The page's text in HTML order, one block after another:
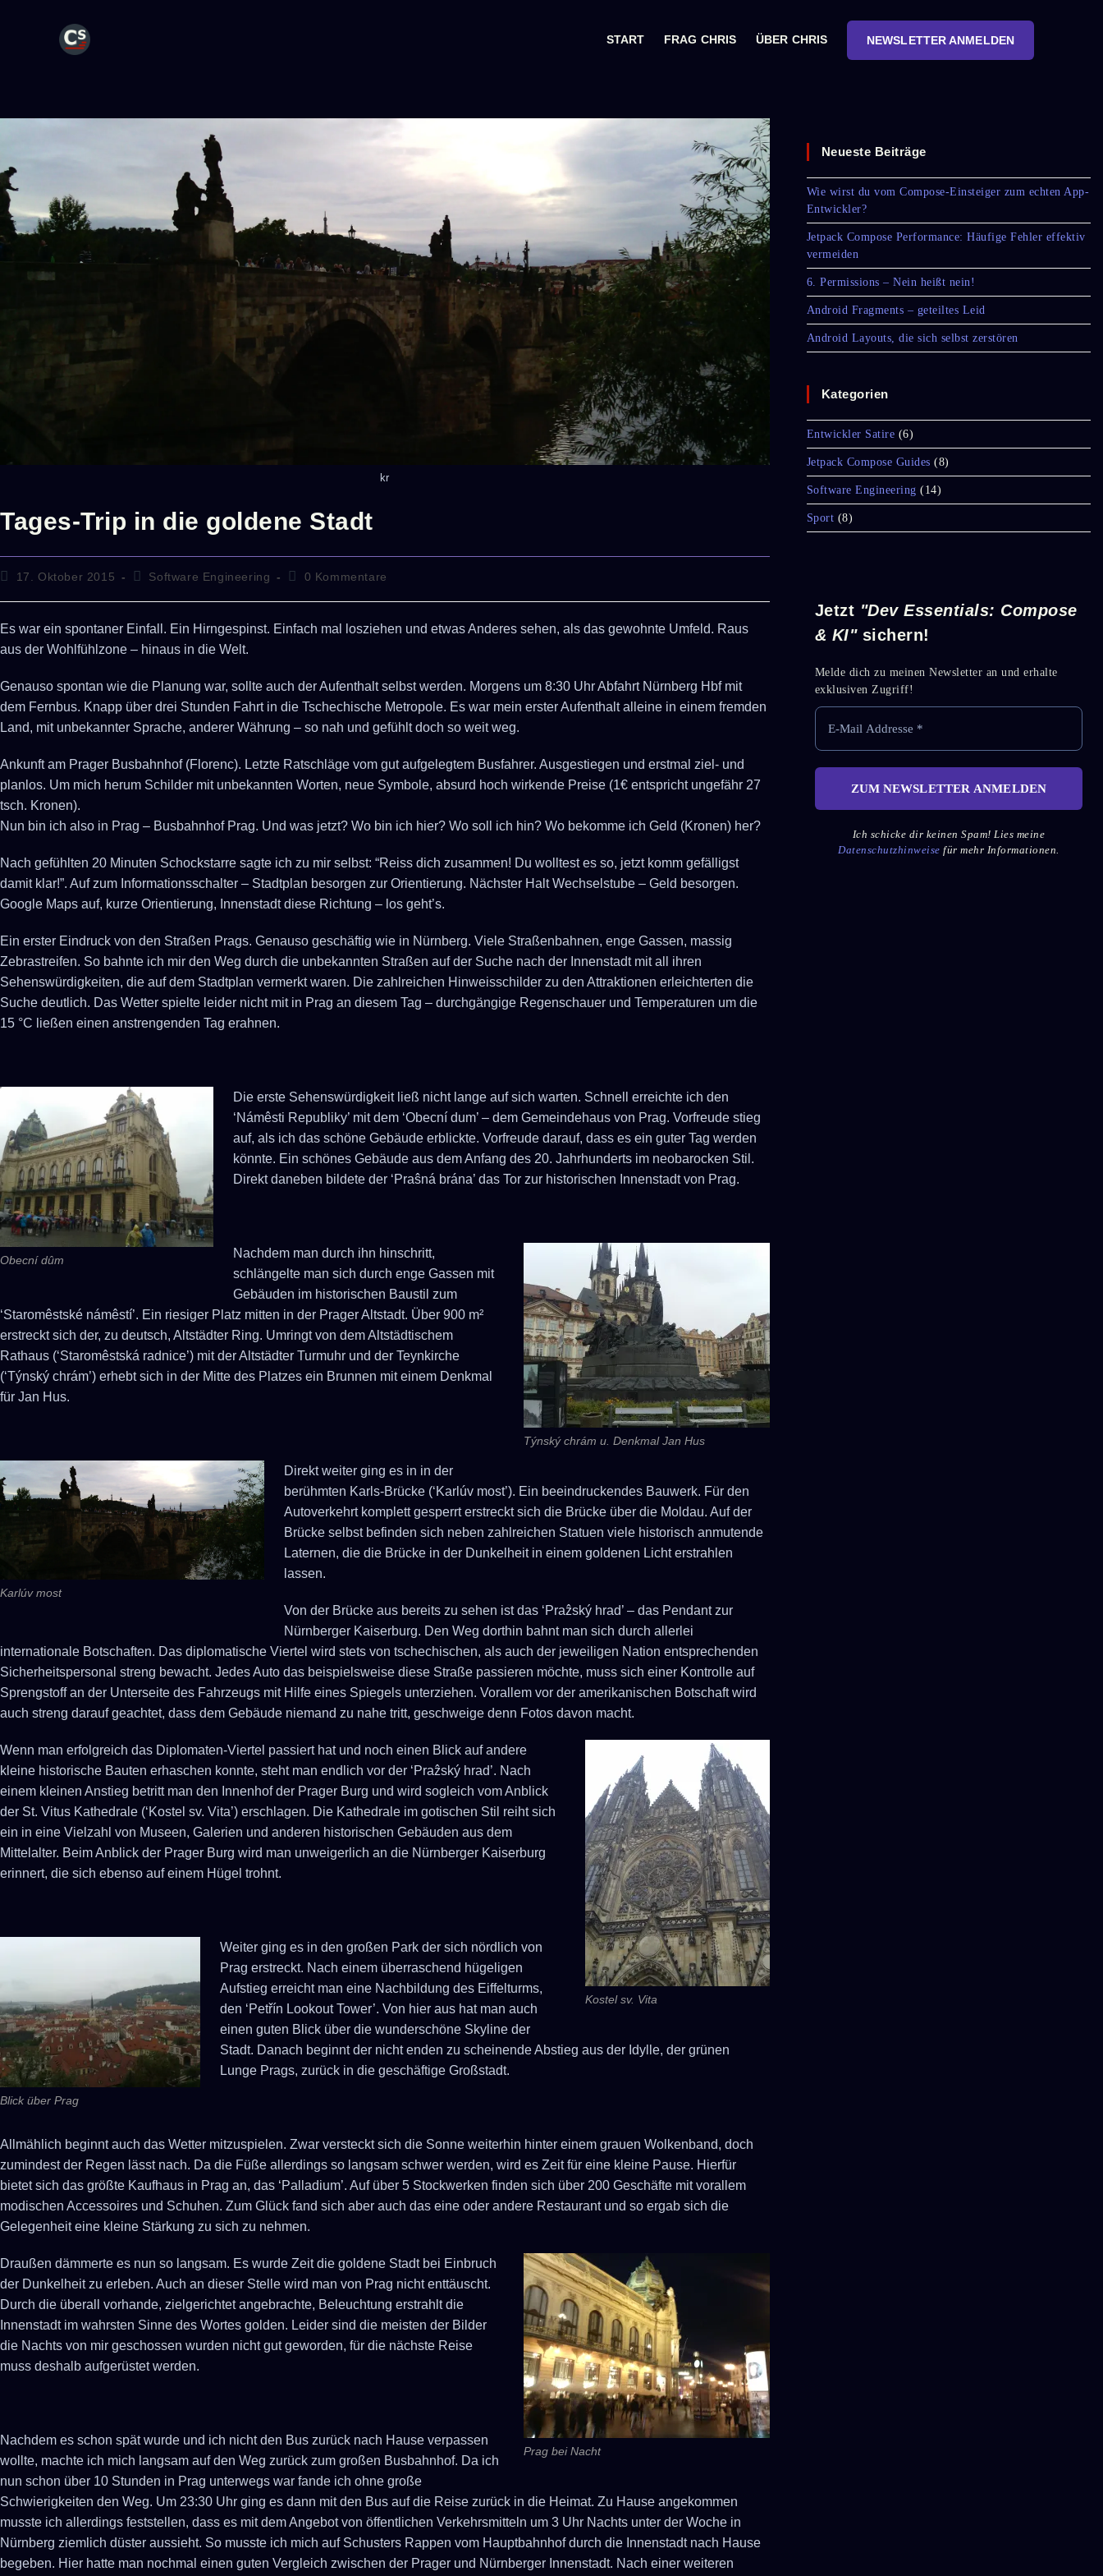
START FRAG CHRIS ÜBER CHRIS NEWSLETTER ANMELDEN
kr
Tages-Trip in die goldene Stadt
17. Oktober 2015 Software Engineering 0 Kommentare
Es war ein spontaner Einfall. Ein Hirngespinst. Einfach mal losziehen und etwas Anderes sehen, als das gewohnte Umfeld. Raus
aus der Wohlfühlzone – hinaus in die Welt.
Genauso spontan wie die Planung war, sollte auch der Aufenthalt selbst werden. Morgens um 8:30 Uhr Abfahrt Nürnberg Hbf mit
dem Fernbus. Knapp über drei Stunden Fahrt in die Tschechische Metropole. Es war mein erster Aufenthalt alleine in einem fremden
Land, mit unbekannter Sprache, anderer Währung – so nah und gefühlt doch so weit weg.
Ankunft am Prager Busbahnhof (Florenc). Letzte Ratschläge vom gut aufgelegtem Busfahrer. Ausgestiegen und erstmal ziel- und
planlos. Um mich herum Schilder mit unbekannten Worten, neue Symbole, absurd hoch wirkende Preise (1€ entspricht ungefähr 27
tsch. Kronen).
Nun bin ich also in Prag – Busbahnhof Prag. Und was jetzt? Wo bin ich hier? Wo soll ich hin? Wo bekomme ich Geld (Kronen) her?
Nach gefühlten 20 Minuten Schockstarre sagte ich zu mir selbst: “Reiss dich zusammen! Du wolltest es so, jetzt komm gefälligst
damit klar!”. Auf zum Informationsschalter – Stadtplan besorgen zur Orientierung. Nächster Halt Wechselstube – Geld besorgen.
Google Maps auf, kurze Orientierung, Innenstadt diese Richtung – los geht’s.
Ein erster Eindruck von den Straßen Prags. Genauso geschäftig wie in Nürnberg. Viele Straßenbahnen, enge Gassen, massig
Zebrastreifen. So bahnte ich mir den Weg durch die unbekannten Straßen auf der Suche nach der Innenstadt mit all ihren
Sehenswürdigkeiten, die auf dem Stadtplan vermerkt waren. Die zahlreichen Hinweisschilder zu den Attraktionen erleichterten die
Suche deutlich. Das Wetter spielte leider nicht mit in Prag an diesem Tag – durchgängige Regenschauer und Temperaturen um die
15 °C ließen einen anstrengenden Tag erahnen.
Obecní dûm
Die erste Sehenswürdigkeit ließ nicht lange auf sich warten. Schnell erreichte ich den
‘Námêsti Republiky’ mit dem ‘Obecní dum’ – dem Gemeindehaus von Prag. Vorfreude stieg
auf, als ich das schöne Gebäude erblickte. Vorfreude darauf, dass es ein guter Tag werden
könnte. Ein schönes Gebäude aus dem Anfang des 20. Jahrhunderts im neobarocken Stil.
Direkt daneben bildete der ‘Praŝná brána’ das Tor zur historischen Innenstadt von Prag.
Týnský chrám u. Denkmal Jan Hus
Nachdem man durch ihn hinschritt,
schlängelte man sich durch enge Gassen mit
Gebäuden im historischen Baustil zum
‘Staromêstské námêstí’. Ein riesiger Platz mitten in der Prager Altstadt. Über 900 m²
erstreckt sich der, zu deutsch, Altstädter Ring. Umringt von dem Altstädtischem
Rathaus (‘Staromêstská radnice’) mit der Altstädter Turmuhr und der Teynkirche
(‘Týnský chrám’) erhebt sich in der Mitte des Platzes ein Brunnen mit einem Denkmal
für Jan Hus.
Karlúv most
Direkt weiter ging es in in der
berühmten Karls-Brücke (‘Karlúv most’). Ein beeindruckendes Bauwerk. Für den
Autoverkehrt komplett gesperrt erstreckt sich die Brücke über die Moldau. Auf der
Brücke selbst befinden sich neben zahlreichen Statuen viele historisch anmutende
Laternen, die die Brücke in der Dunkelheit in einem goldenen Licht erstrahlen
lassen.
Von der Brücke aus bereits zu sehen ist das ‘Praẑský hrad’ – das Pendant zur
Nürnberger Kaiserburg. Den Weg dorthin bahnt man sich durch allerlei
internationale Botschaften. Das diplomatische Viertel wird stets von tschechischen, als auch der jeweiligen Nation entsprechenden
Sicherheitspersonal streng bewacht. Jedes Auto das beispielsweise diese Straße passieren möchte, muss sich einer Kontrolle auf
Sprengstoff an der Unterseite des Fahrzeugs mit Hilfe eines Spiegels unterziehen. Vorallem vor der amerikanischen Botschaft wird
auch streng darauf geachtet, dass dem Gebäude niemand zu nahe tritt, geschweige denn Fotos davon macht.
Kostel sv. Vita
Wenn man erfolgreich das Diplomaten-Viertel passiert hat und noch einen Blick auf andere
kleine historische Bauten erhaschen konnte, steht man endlich vor der ‘Praẑský hrad’. Nach
einem kleinen Anstieg betritt man den Innenhof der Prager Burg und wird sogleich vom Anblick
der St. Vitus Kathedrale (‘Kostel sv. Vita’) erschlagen. Die Kathedrale im gotischen Stil reiht sich
ein in eine Vielzahl von Museen, Galerien und anderen historischen Gebäuden aus dem
Mittelalter. Beim Anblick der Prager Burg wird man unweigerlich an die Nürnberger Kaiserburg
erinnert, die sich ebenso auf einem Hügel trohnt.
Blick über Prag
Weiter ging es in den großen Park der sich nördlich von
Prag erstreckt. Nach einem überraschend hügeligen
Aufstieg erreicht man eine Nachbildung des Eiffelturms,
den ‘Petřín Lookout Tower’. Von hier aus hat man auch
einen guten Blick über die wunderschöne Skyline der
Stadt. Danach beginnt der nicht enden zu scheinende Abstieg aus der Idylle, der grünen
Lunge Prags, zurück in die geschäftige Großstadt.
Allmählich beginnt auch das Wetter mitzuspielen. Zwar versteckt sich die Sonne weiterhin hinter einem grauen Wolkenband, doch
zumindest der Regen lässt nach. Da die Füße allerdings so langsam schwer werden, wird es Zeit für eine kleine Pause. Hierfür
bietet sich das größte Kaufhaus in Prag an, das ‘Palladium’. Auf über 5 Stockwerken finden sich über 200 Geschäfte mit vorallem
modischen Accessoires und Schuhen. Zum Glück fand sich aber auch das eine oder andere Restaurant und so ergab sich die
Gelegenheit eine kleine Stärkung zu sich zu nehmen.
Prag bei Nacht
Draußen dämmerte es nun so langsam. Es wurde Zeit die goldene Stadt bei Einbruch
der Dunkelheit zu erleben. Auch an dieser Stelle wird man von Prag nicht enttäuscht.
Durch die überall vorhande, zielgerichtet angebrachte, Beleuchtung erstrahlt die
Innenstadt im wahrsten Sinne des Wortes golden. Leider sind die meisten der Bilder
die Nachts von mir geschossen wurden nicht gut geworden, für die nächste Reise
muss deshalb aufgerüstet werden.
Nachdem es schon spät wurde und ich nicht den Bus zurück nach Hause verpassen
wollte, machte ich mich langsam auf den Weg zurück zum großen Busbahnhof. Da ich
nun schon über 10 Stunden in Prag unterwegs war fande ich ohne große
Schwierigkeiten den Weg. Um 23:30 Uhr ging es dann mit den Bus auf die Reise zurück in die Heimat. Zu Hause angekommen
musste ich allerdings feststellen, dass es mit dem Angebot von öffentlichen Verkehrsmitteln um 3 Uhr Nachts unter der Woche in
Nürnberg ziemlich düster aussieht. So musste ich mich auf Schusters Rappen vom Hauptbahnhof durch die Innenstadt nach Hause
begeben. Hier hatte man nochmal einen guten Vergleich zwischen der Prager und Nürnberger Innenstadt. Nach einer weiteren
Neueste Beiträge
Wie wirst du vom Compose-Einsteiger zum echten App-
Entwickler?
Jetpack Compose Performance: Häufige Fehler effektiv
vermeiden
6. Permissions – Nein heißt nein!
Android Fragments – geteiltes Leid
Android Layouts, die sich selbst zerstören
Kategorien
Entwickler Satire (6)
Jetpack Compose Guides (8)
Software Engineering (14)
Sport (8)
Jetzt "Dev Essentials: Compose
& KI"sichern!
Melde dich zu meinen Newsletter an und erhalte
exklusiven Zugriff!
Ich schicke dir keinen Spam! Lies meine
Datenschutzhinweise für mehr Informationen.